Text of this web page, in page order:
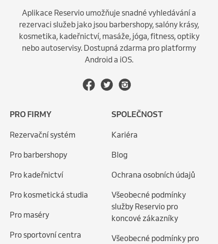
Aplikace Reservio umožňuje snadné vyhledávání a
rezervaci služeb jako jsou barbershopy, salóny krásy,
kosmetika, kadeřnictví, masáže, jóga, fitness, optiky
nebo autoservisy. Dostupná zdarma pro platformy
Android a iOS.
PRO FIRMY
Rezervační systém
Pro barbershopy
Pro kadeřnictví
Pro kosmetická studia
Pro maséry
Pro sportovní centra
SPOLEČNOST
Kariéra
Blog
Ochrana osobních údajů
Všeobecné podmínky
služby Reservio pro
koncové zákazníky
Všeobecné podmínky pro